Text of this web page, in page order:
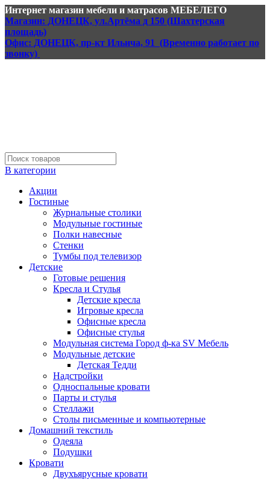
Интернет магазин мебели и матрасов МЕБЕЛЕГО
Магазин: ДОНЕЦК, ул.Артёма д 150 (Шахтерская
площадь)
Офис: ДОНЕЦК, пр-кт Ильича, 91 (Временно работает по
звонку)
В категории
Акции
Гостиные
Журнальные столики
Модульные гостиные
Полки навесные
Стенки
Тумбы под телевизор
Детские
Готовые решения
Кресла и Стулья
Детские кресла
Игровые кресла
Офисные кресла
Офисные стулья
Модульная система Город ф-ка SV Мебель
Модульные детские
Детская Тедди
Надстройки
Односпальные кровати
Парты и стулья
Стеллажи
Столы письменные и компьютерные
Домашний текстиль
Одеяла
Подушки
Кровати
Двухъярусные кровати